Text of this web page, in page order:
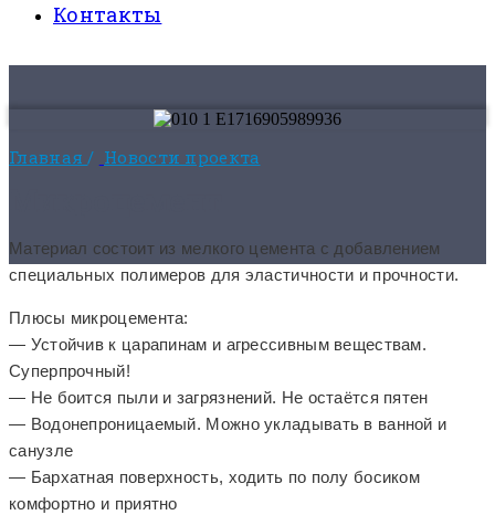
Контакты
Главная/ Новости проекта
Материал состоит из мелкого цемента с добавлением
специальных полимеров для эластичности и прочности.
Плюсы микроцемента:
— Устойчив к царапинам и агрессивным веществам.
Суперпрочный!
— Не боится пыли и загрязнений. Не остаётся пятен
— Водонепроницаемый. Можно укладывать в ванной и
санузле
— Бархатная поверхность, ходить по полу босиком
комфортно и приятно